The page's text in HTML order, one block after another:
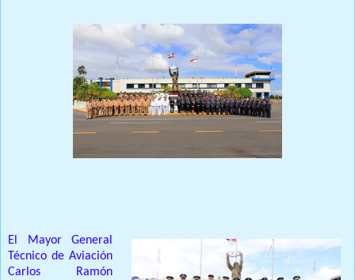
El Mayor General
Técnico de Aviación
Carlos Ramón